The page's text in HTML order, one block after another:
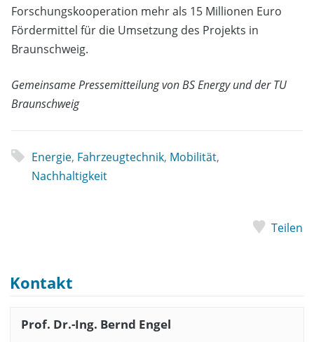
Forschungskooperation mehr als 15 Millionen Euro
Fördermittel für die Umsetzung des Projekts in
Braunschweig.
Gemeinsame Pressemitteilung von BS Energy und der TU
Braunschweig
Energie, Fahrzeugtechnik, Mobilität,
Nachhaltigkeit
Teilen
Kontakt
Prof. Dr.-Ing. Bernd Engel